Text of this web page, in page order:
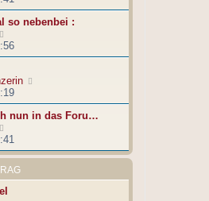
i
t
g
e
r
i
r
g
so nebenbei :
e
u
s
t
e
r
e
i
t
r
a
u
e
e
nun in das Foru…
e
u
e
s
t
e